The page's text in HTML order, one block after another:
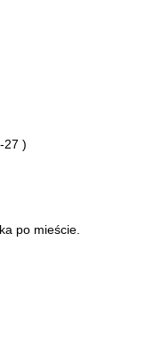
27 )
po mieście.